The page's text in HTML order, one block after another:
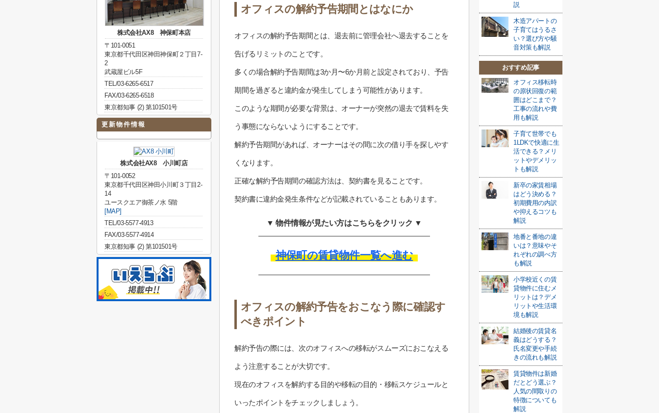
オフィスの解約予告期間とはなにか
オフィスの解約予告期間とは、退去前に管理会社へ退去することを
告げるリミットのことです。
多くの場合解約予告期間は3か月〜6か月前と設定されており、予告
期間を過ぎると違約金が発生してしまう可能性があります。
このような期間が必要な背景は、オーナーが突然の退去で賃料を失
う事態にならないようにすることです。
解約予告期間があれば、オーナーはその間に次の借り手を探しやす
くなります。
正確な解約予告期間の確認方法は、契約書を見ることです。
契約書に違約金発生条件などが記載されていることもあります。
▼ 物件情報が見たい方はこちらをクリック ▼
神保町の賃貸物件一覧へ進む
オフィスの解約予告をおこなう際に確認す
べきポイント
解約予告の際には、次のオフィスへの移転がスムーズにおこなえる
よう注意することが大切です。
現在のオフィスを解約する目的や移転の目的・移転スケジュールと
いったポイントをチェックしましょう。
説
木造アパートの
子育てはうるさ
い？選び方や騒
音対策も解説
おすすめ記事
オフィス移転時
の原状回復の範
囲はどこまで？
工事の流れや費
用も解説
子育て世帯でも
1LDKで快適に生
活できる？メリ
ットやデメリッ
トも解説
新卒の家賃相場
はどう決める？
初期費用の内訳
や抑えるコツも
解説
地番と番地の違
いは？意味やそ
れぞれの調べ方
も解説
小学校近くの賃
貸物件に住むメ
リットは？デメ
リットや生活環
境も解説
結婚後の賃貸名
義はどうする？
氏名変更や手続
きの流れも解説
賃貸物件は新婚
だとどう選ぶ？
人気の間取りの
特徴についても
解説
株式会社AX8 神保町本店
〒101-0051
東京都千代田区神田神保町２丁目7-
2
武蔵屋ビル5F
TEL/03-6265-6517
FAX/03-6265-6518
東京都知事 (2) 第101501号
更新物件情報
株式会社AX8 小川町店
〒101-0052
東京都千代田区神田小川町３丁目2-
14
ユースクエア御茶ノ水 5階
[MAP]
TEL/03-5577-4913
FAX/03-5577-4914
東京都知事 (2) 第101501号